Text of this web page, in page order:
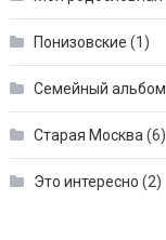
Понизовские (1)
Семейный альбом
Старая Москва (6)
Это интересно (2)